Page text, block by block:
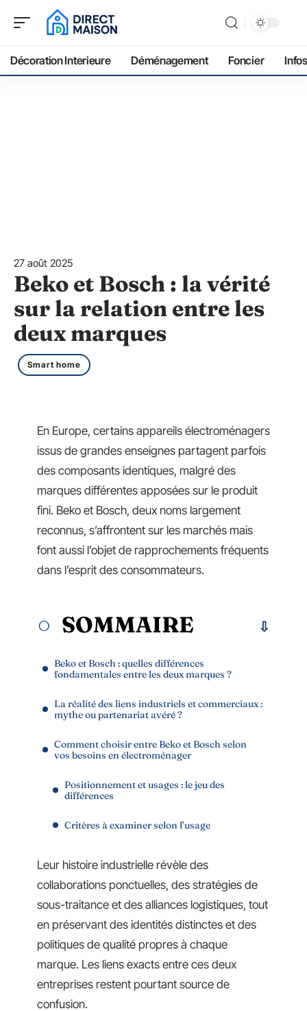
Décoration Interieure Déménagement Foncier Infos
27 août 2025
Beko et Bosch : la vérité
sur la relation entre les
deux marques
Smart home
En Europe, certains appareils électroménagers
issus de grandes enseignes partagent parfois
des composants identiques, malgré des
marques différentes apposées sur le produit
fini. Beko et Bosch, deux noms largement
reconnus, s’affrontent sur les marchés mais
font aussi l’objet de rapprochements fréquents
dans l’esprit des consommateurs.
SOMMAIRE
Beko et Bosch : quelles différences
fondamentales entre les deux marques ?
La réalité des liens industriels et commerciaux :
mythe ou partenariat avéré ?
Comment choisir entre Beko et Bosch selon
vos besoins en électroménager
Positionnement et usages : le jeu des
différences
Critères à examiner selon l’usage
Leur histoire industrielle révèle des
collaborations ponctuelles, des stratégies de
sous-traitance et des alliances logistiques, tout
en préservant des identités distinctes et des
politiques de qualité propres à chaque
marque. Les liens exacts entre ces deux
entreprises restent pourtant source de
confusion.